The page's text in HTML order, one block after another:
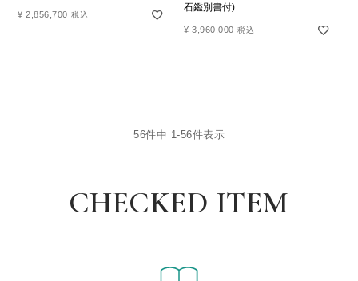
¥ 2,856,700 税込
石鑑別書付)
¥ 3,960,000 税込
56件中 1 -56件表示
CHECKED ITEM